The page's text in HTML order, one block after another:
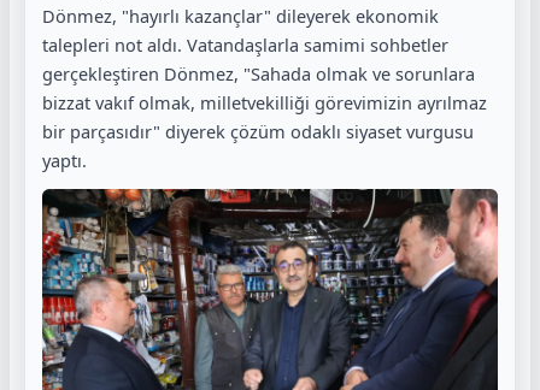
Dönmez, "hayırlı kazançlar" dileyerek ekonomik
talepleri not aldı. Vatandaşlarla samimi sohbetler
gerçekleştiren Dönmez, "Sahada olmak ve sorunlara
bizzat vakıf olmak, milletvekilliği görevimizin ayrılmaz
bir parçasıdır" diyerek çözüm odaklı siyaset vurgusu
yaptı.